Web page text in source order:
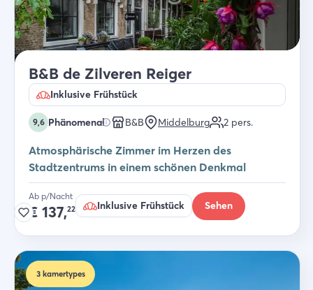
B&B de Zilveren Reiger
Inklusive Frühstück
9,6 Phänomenal B&B Middelburg 2 pers.
Atmosphärische Zimmer im Herzen des
Stadtzentrums in einem schönen Denkmal
Ab p/Nacht
€ 137,22 Inklusive Frühstück Sehen
3 kamertypes